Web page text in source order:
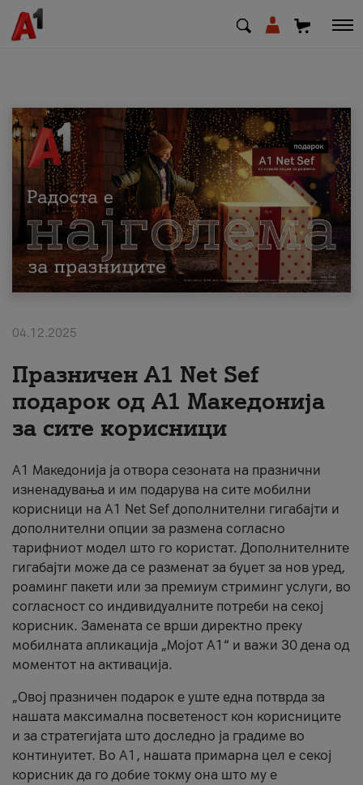
МК EN SQ
Приватни Деловни
Поддршка
Надополни кредит
За нас
#ПодобарОнлајн
04.12.2025
Празничен A1 Net Sеf
подарок од А1 Македонија
за сите корисници
А1 Македонија ја отвора сезоната на празнични
изненадувања и им подарува на сите мобилни
корисници на A1 Net Sef дополнителни гигабајти и
дополнителни опции за размена согласно
тарифниот модел што го користат. Дополнителните
гигабајти може да се разменат за буџет за нов уред,
роаминг пакети или за премиум стриминг услуги, во
согласност со индивидуалните потреби на секој
корисник. Замената се врши директно преку
мобилната апликација „Мојот А1“ и важи 30 дена од
моментот на активација.
„Овој празничен подарок е уште една потврда за
нашата максимална посветеност кон корисниците
и за стратегијата што доследно ја градиме во
континуитет. Во А1, нашата примарна цел е секој
корисник да го добие токму она што му е